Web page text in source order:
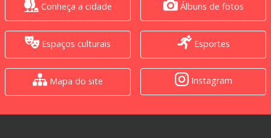
Conheça a cidade Álbuns de fotos
Espaços culturais Esportes
Mapa do site Instagram